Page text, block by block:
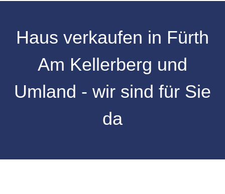
Haus verkaufen in Fürth
Am Kellerberg und
Umland - wir sind für Sie
da